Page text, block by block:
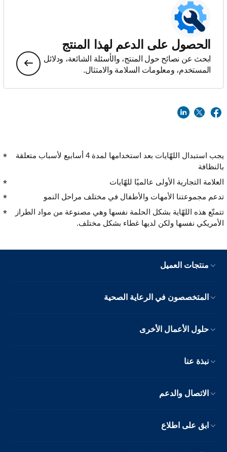
الحصول على الدعم لهذا المنتج
ابحث عن نصائح حول المنتج، والأسئلة الشائعة، ودلائل
المستخدم، ومعلومات السلامة والامتثال.
يجب استبدال اللهّايات بعد استخدامها لمدة 4 أسابيع لأسباب متعلقة
بالنظافة
العلامة التجارية الأولى عالميًا للهّايات
تدعم مجموعتنا الأمهات والأطفال في مختلف مراحل النمو
تتمتّع هذه اللهّاية بشكل الحلمة نفسها وهي مصنوعة من مواد الطراز
الأمريكي نفسها ولكن لديها غطاء بشكل مختلف.
منتجات العميل
المتخصصون في الرعاية الصحية
حلول الأعمال الأخرى
نبذة عنا
الاتصال والدعم
ابق على اطلاع